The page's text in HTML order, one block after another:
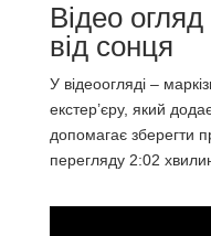
Відео
від сонця
У відеоогляді –
екстер’єру, який
допомагає зберегти
перегляду 2:02